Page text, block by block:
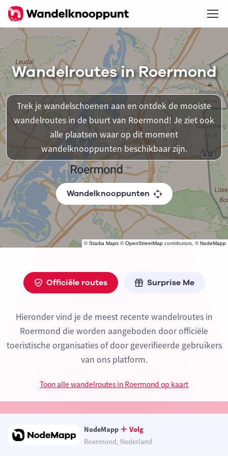
©Stadia Maps ©OpenStreetMap contributors, ©NodeMapp
Wandelroutes in Roermond
Trek je wandelschoenen aan en ontdek de mooiste
wandelroutes in de buurt van Roermond! Je ziet ook
alle plaatsen waar op dit moment
wandelknooppunten beschikbaar zijn.
Wandelknooppunten
Officiële routes Surprise Me
Hieronder vind je de meest recente wandelroutes in
Roermond die worden aangeboden door officiële
toeristische organisaties of door geverifieerde gebruikers
van ons platform.
Toon alle wandelroutes in Roermond op kaart
NodeMapp
Volg
Roermond, Nederland